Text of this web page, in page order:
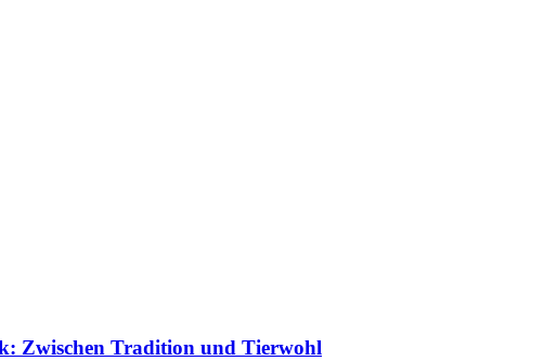
Zwischen Tradition und Tierwohl